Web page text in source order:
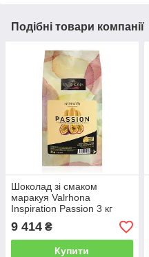
Подібні товари компанії
Шоколад зі смаком
маракуя Valrhona
Inspiration Passion 3 кг
9 414 ₴
Купити